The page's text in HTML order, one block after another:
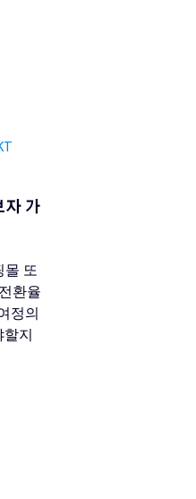
자 가
몰 또
환율
정의
할지